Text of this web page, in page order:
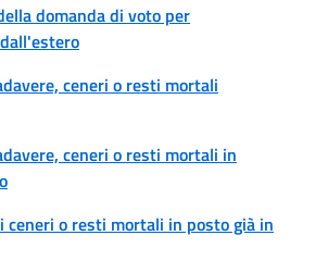
domanda di voto per
ceneri o resti mortali
ceneri o resti mortali in
ceneri o resti mortali in posto già in